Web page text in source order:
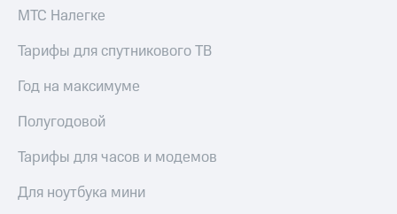
аудит
акций
Описание
приобретения
выкупа
Дивиденды
МТС Налегке
Тарифы для спутникового ТВ
Год на максимуме
Полугодовой
Тарифы для часов и модемов
Для ноутбука мини